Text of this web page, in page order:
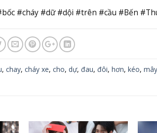
#cháy #dữ #dội #trên #cầu #Bến
, chay, cháy xe, cho, dự, đau, đôi, hơn, kéo, mây